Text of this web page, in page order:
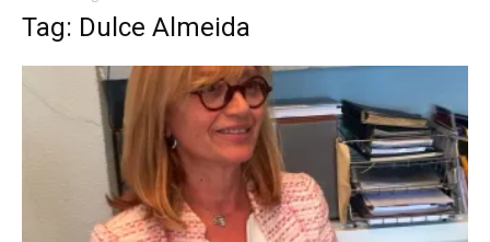
Tag: Dulce Almeida